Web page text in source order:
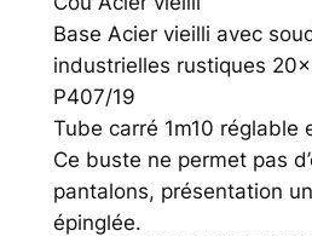
Base Acier vieilli avec
industrielles rustiques
P407/19
Tube carré 1m10 réglable
Ce buste ne permet pas
pantalons, présentation
épinglée.